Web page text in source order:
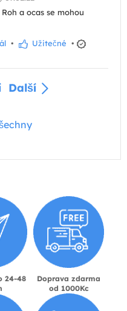
a ocas se mohou
• Užitečné •
Další
24-48
Doprava zdarma
od 1000Kc